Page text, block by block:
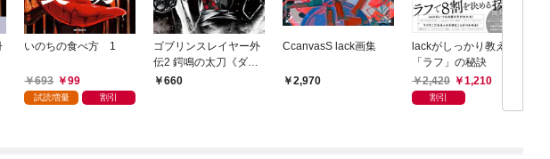
いのちの食べ方 1
693 99
試読増量 割引
ゴブリンスレイヤー外
伝2 鍔鳴の太刀《ダ
イ・カタナ》 1巻
660
CcanvasS lack画集
2,970
lackがしっかり教える
「ラフ」の秘訣
2,420
1,210
割引